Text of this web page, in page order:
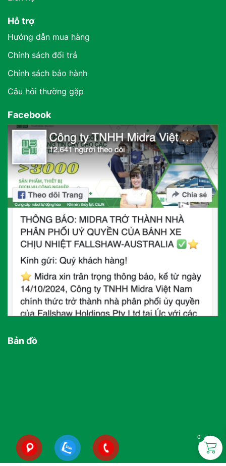
Hỗ trợ
Hướng dẫn mua hàng
Chính sách đổi trả
Chính sách bảo hành
Câu hỏi thường gặp
Facebook
Bản đồ
0